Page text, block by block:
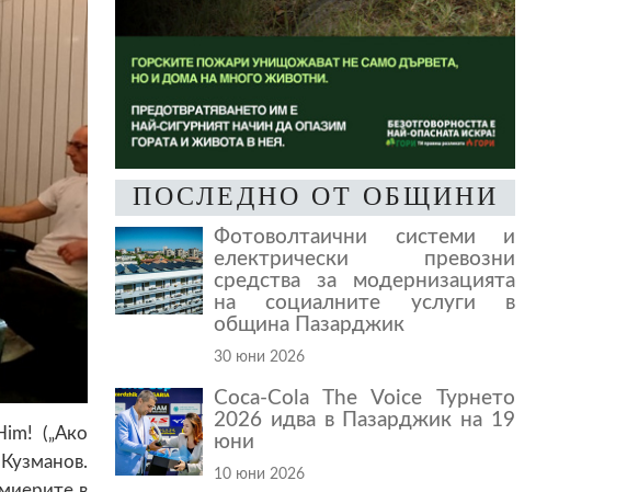
(„Ако
ПОСЛЕДНО ОТ ОБЩИНИ
Фотоволтаични системи и
електрически превозни
средства за модернизацията
на социалните услуги в
община Пазарджик
30 юни 2026
Coca-Cola The Voice Турнето
2026 идва в Пазарджик на 19
юни
10 юни 2026